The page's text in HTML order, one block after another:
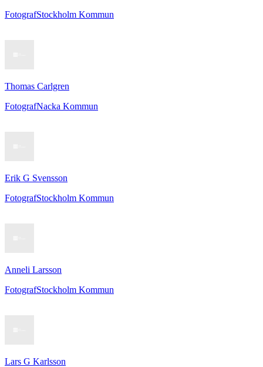
FotografStockholm Kommun
Thomas Carlgren
FotografNacka Kommun
Erik G Svensson
FotografStockholm Kommun
Anneli Larsson
FotografStockholm Kommun
Lars G Karlsson